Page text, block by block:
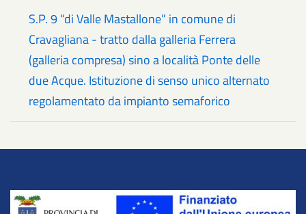
S.P. 9 “di Valle Mastallone” in comune di
Cravagliana - tratto dalla galleria Ferrera
(galleria compresa) sino a località Ponte delle
due Acque. Istituzione di senso unico alternato
regolamentato da impianto semaforico
Title